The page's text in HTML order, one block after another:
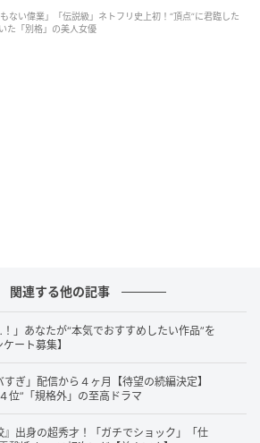
朗（王様 役）
（ 橋本環奈）は、灰だらけの少
木優子）と出会います。シンデレ
典 ）が開く舞踏会へ向かうことに
中で思わぬ出来事が発生します。2
へ向かうものの、やがて事件が発
もない偉業」「伝説級」ネトフリ史上初！“頂点”に君臨した
た「別格」の美人女優
関連する他の記事
」あなたが“本気でおすすめしたい作品”を
ート募集】
すぎ」配信から４ヶ月【待望の続編決定】
位”「規格外」の至高ドラマ
出身の超秀才！「ガチでショック」「仕